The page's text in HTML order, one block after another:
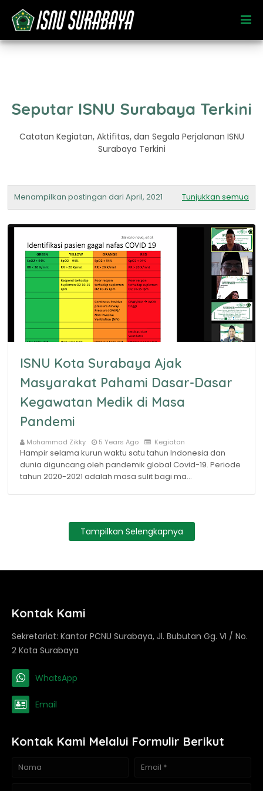
Seputar ISNU Surabaya Terkini
Catatan Kegiatan, Aktifitas, dan Segala Perjalanan ISNU
Surabaya Terkini
Menampilkan postingan dari April, 2021 Tunjukkan semua
ISNU Kota Surabaya Ajak
Masyarakat Pahami Dasar-Dasar
Kegawatan Medik di Masa
Pandemi
Mohammad Zikky 5 Years Ago Kegiatan
Hampir selama kurun waktu satu tahun Indonesia dan
dunia diguncang oleh pandemik global Covid-19. Periode
tahun 2020-2021 adalah masa sulit bagi ma…
Tampilkan Selengkapnya
Kontak Kami
Sekretariat: Kantor PCNU Surabaya, Jl. Bubutan Gg. VI / No.
2 Kota Surabaya
WhatsApp
Email
Kontak Kami Melalui Formulir Berikut